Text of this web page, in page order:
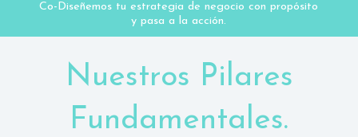
Co-Diseñemos tu estrategia de negocio con propósito
y pasa a la acción.
Nuestros Pilares
Fundamentales.